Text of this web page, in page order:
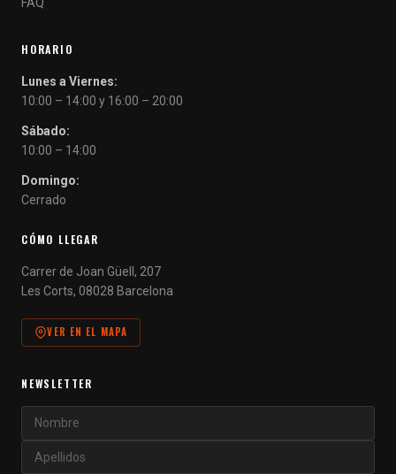
HORARIO
Lunes a Viernes:
10:00 – 14:00 y 16:00 – 20:00
Sábado:
10:00 – 14:00
Domingo:
Cerrado
CÓMO LLEGAR
Carrer de Joan Güell, 207
Les Corts, 08028 Barcelona
VER EN EL MAPA
NEWSLETTER